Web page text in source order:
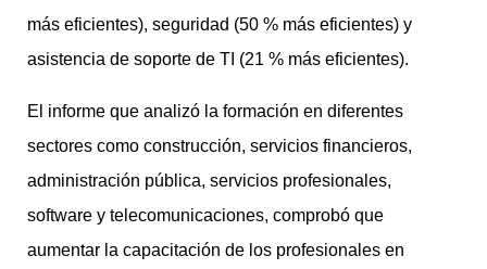
más eficientes), seguridad (50 % más eficientes) y
asistencia de soporte de TI (21 % más eficientes).
El informe que analizó la formación en diferentes
sectores como construcción, servicios financieros,
administración pública, servicios profesionales,
software y telecomunicaciones, comprobó que
aumentar la capacitación de los profesionales en